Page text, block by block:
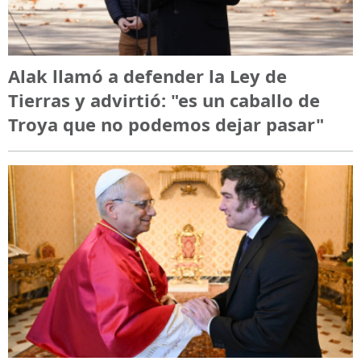
Alak llamó a defender la Ley de
Tierras y advirtió: "es un caballo de
Troya que no podemos dejar pasar"